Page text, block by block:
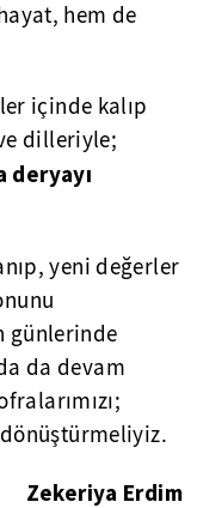
hem de
içinde kalıp
dilleriyle;
deryayı
yeni değerler
günlerinde
da devam
Zekeriya Erdim